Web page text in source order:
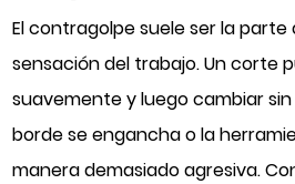
El contragolpe suele ser la parte
sensación del trabajo. Un corte
suavemente y luego cambiar sin
borde se engancha o la
manera demasiado agresiva.